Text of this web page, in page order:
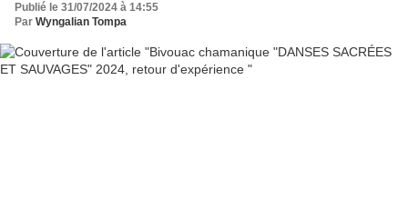
Publié le 31/07/2024 à 14:55
Par Wyngalian Tompa